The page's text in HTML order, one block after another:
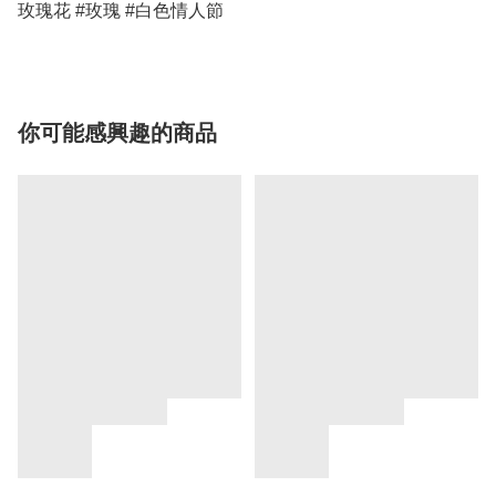
玫瑰花 #玫瑰 #白色情人節
你可能感興趣的商品